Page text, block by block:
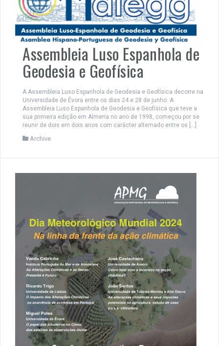
Assembleia Luso Espanhola de
Geodesia e Geofísica
A Assembleia Luso Espanhola de Geodesia e Geofísica decorre na
Universidade de Évora entre os dias 24 e 28 de junho. A
Assembleia Luso Espanhola de Geodesia e Geofísica que teve a
sua primeira edição em Almeria no ano de 1998, começou por se
reunir de dois em dois anos com carácter alternado entre os […]
Archive